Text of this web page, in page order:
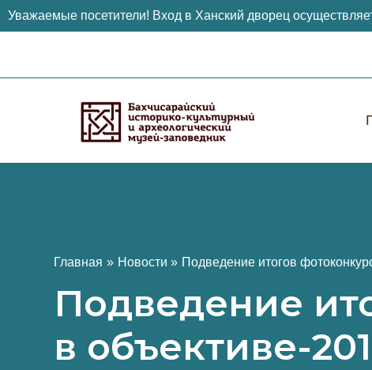
Уважаемые посетители! Вход в Ханский дворец
Главная Новости Подведение итогов
Подведение
в объективе-